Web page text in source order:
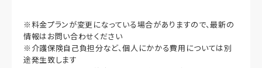
想定居住期間（償却年月数）
その他事項
※料金プランが変更になっている場合がありますので、最新の
情報はお問い合わせください
※介護保険自己負担分など、個人にかかる費用については別
途発生致します